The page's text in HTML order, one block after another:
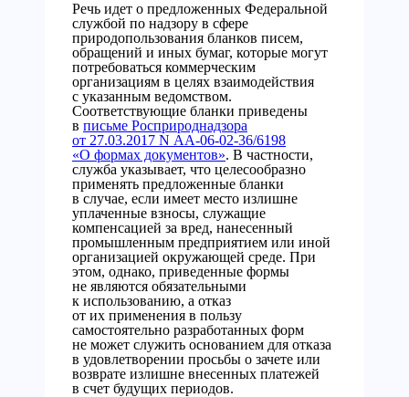
Речь идет о предложенных Федеральной
службой по надзору в сфере
природопользования бланков писем,
обращений и иных бумаг, которые могут
потребоваться коммерческим
организациям в целях взаимодействия
с указанным ведомством.
Соответствующие бланки приведены
в письме Росприроднадзора
от 27.03.2017 N АА-06-02-36/6198
«О формах документов». В частности,
служба указывает, что целесообразно
применять предложенные бланки
в случае, если имеет место излишне
уплаченные взносы, служащие
компенсацией за вред, нанесенный
промышленным предприятием или иной
организацией окружающей среде. При
этом, однако, приведенные формы
не являются обязательными
к использованию, а отказ
от их применения в пользу
самостоятельно разработанных форм
не может служить основанием для отказа
в удовлетворении просьбы о зачете или
возврате излишне внесенных платежей
в счет будущих периодов.